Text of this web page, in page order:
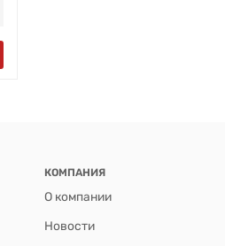
КОМПАНИЯ
О компании
Новости